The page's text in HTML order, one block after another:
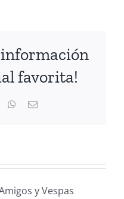
favorita!
WhatsApp
Correo